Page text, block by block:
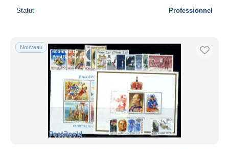
Statut Professionnel
Nouveau